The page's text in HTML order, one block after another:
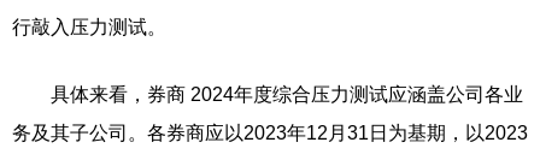
行敲入压力测试。
具体来看，券商 2024年度综合压力测试应涵盖公司各业
务及其子公司。各券商应以2023年12月31日为基期，以2023